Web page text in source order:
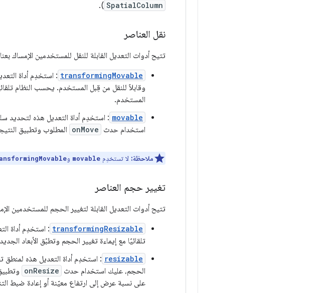
SpatialColumn
).
نقل العناصر
تتيح أدوات التعديل القابلة للنقل للمستخدمين الإمساك
transformingMovable : استخدِم أداة
وقابلاً للنقل من قِبل المستخدم. يحسب النظام
المستخدم.
movable : استخدِم أداة التعديل هذه لتحديد
استخدام حدث onMove المطلوب وتطبيق
ملاحظة: لا تستخدِم movable و
تغيير حجم العناصر
تتيح أدوات التعديل القابلة لتغيير الحجم للمستخدمين
transformingResizable : استخدِم أداة
تلقائيًا مع إيماءة تغيير الحجم وتطبّق الأبعاد
resizable : استخدِم أداة التعديل هذه لمنطق
الحجم، عليك استخدام حدث onResize
على نسبة عرض إلى ارتفاع معيّنة أو إعادة ضبط